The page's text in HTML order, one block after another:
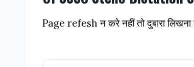
Page refesh न करे नहीं तो दुबारा